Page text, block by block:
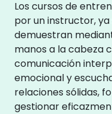
Los cursos de
por un instructor,
demuestran
manos a la cabeza
comunicación
emocional y
relaciones sólidas,
gestionar